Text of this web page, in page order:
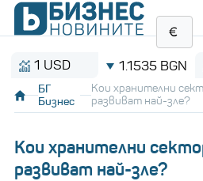
1.1535 BGN
БГ
Бизнес
Кои хранителни
развиват най-зле?
Кои хранителни
развиват най-зле?